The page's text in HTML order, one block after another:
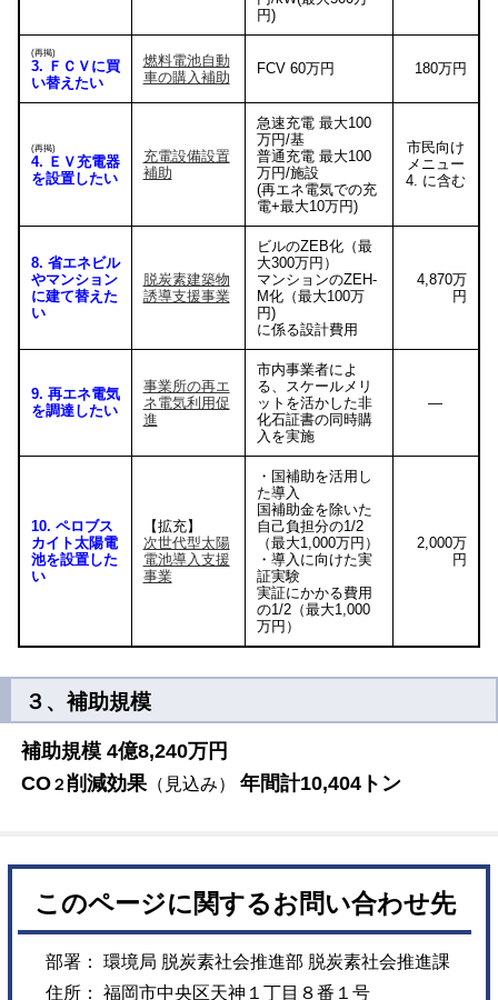
円)
(再掲)
3. ＦＣＶに買
い替えたい
燃料電池自動
車の購入補助
FCV 60万円 180万円
(再掲)
4. ＥＶ充電器
を設置したい
充電設備設置
補助
急速充電 最大100
万円/基
普通充電 最大100
万円/施設
(再エネ電気での充
電+最大10万円)
市民向け
メニュー
4. に含む
8. 省エネビル
やマンション
に建て替えた
い
脱炭素建築物
誘導支援事業
ビルのZEB化（最
大300万円）
マンションのZEH-
M化（最大100万
円)
に係る設計費用
4,870万
円
9. 再エネ電気
を調達したい
事業所の再エ
ネ電気利用促
進
市内事業者によ
る、スケールメリ
ットを活かした非
化石証書の同時購
入を実施
―
10. ペロブス
カイト太陽電
池を設置した
い
【拡充】
次世代型太陽
電池導入支援
事業
・国補助を活用し
た導入
国補助金を除いた
自己負担分の1/2
（最大1,000万円）
・導入に向けた実
証実験
実証にかかる費用
の1/2（最大1,000
万円）
2,000万
円
３、補助規模
補助規模 4億8,240万円
CO２削減効果（見込み） 年間計10,404トン
このページに関するお問い合わせ先
部署： 環境局 脱炭素社会推進部 脱炭素社会推進課
住所： 福岡市中央区天神１丁目８番１号